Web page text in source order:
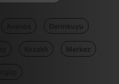
Derinkuyu
Merkez